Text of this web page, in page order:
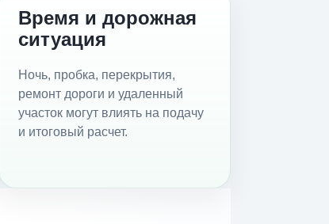
Время и дорожная
ситуация
Ночь, пробка, перекрытия,
ремонт дороги и удаленный
участок могут влиять на подачу
и итоговый расчет.